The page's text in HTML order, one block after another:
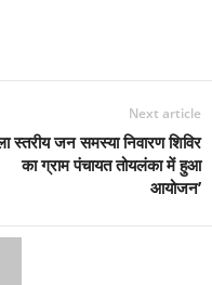
Next article
स्तरीय जन समस्या निवारण शिविर
का ग्राम पंचायत तोयलंका में हुआ
आयोजन’